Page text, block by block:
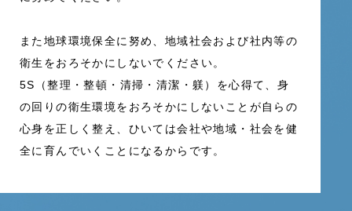
また地球環境保全に努め、地域社会および社内等の
衛生をおろそかにしないでください。
5S（整理・整頓・清掃・清潔・躾）を心得て、身
の回りの衛生環境をおろそかにしないことが自らの
心身を正しく整え、ひいては会社や地域・社会を健
全に育んでいくことになるからです。